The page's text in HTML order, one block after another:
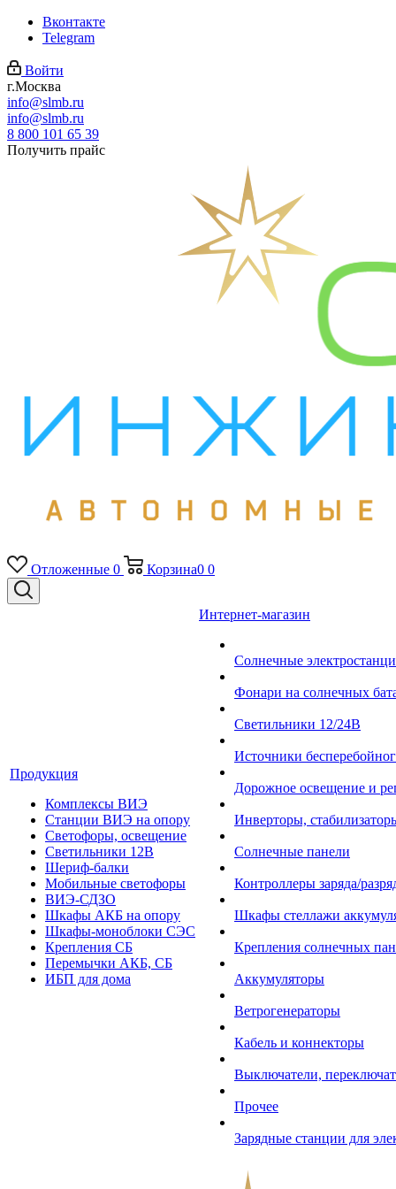
Вконтакте
Telegram
Войти
г.Москва
info@slmb.ru
info@slmb.ru
8 800 101 65 39
Получить прайс
Отложенные 0 Корзина0 0
Продукция
Комплексы ВИЭ
Станции ВИЭ на опору
Светофоры, освещение
Светильники 12В
Шериф-балки
Мобильные светофоры
ВИЭ-СДЗО
Шкафы АКБ на опору
Шкафы-моноблоки СЭС
Крепления СБ
Перемычки АКБ, СБ
ИБП для дома
Интернет-магазин
Солнечные
Фонари на солнечных
Светильники 12/24В
Источники
Дорожное освещение и
Инверторы,
Солнечные панели
Контроллеры заряда/
Шкафы стеллажи
Крепления солнечных
Аккумуляторы
Ветрогенераторы
Кабель и коннекторы
Выключатели,
Прочее
Зарядные станции для